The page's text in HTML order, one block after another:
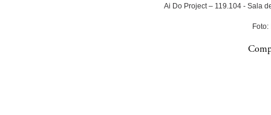
Ai Do Project – 119.104 - Sala